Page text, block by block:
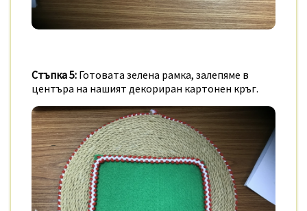
Стъпка 5: Готовата зелена рамка, залепяме в
центъра на нашият декориран картонен кръг.